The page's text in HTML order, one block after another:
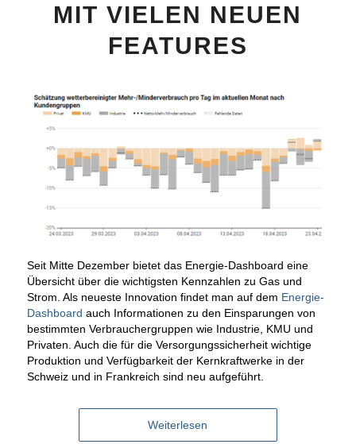
MIT VIELEN NEUEN
FEATURES
Seit Mitte Dezember bietet das Energie-Dashboard eine
Übersicht über die wichtigsten Kennzahlen zu Gas und
Strom. Als neueste Innovation findet man auf dem Energie-
Dashboard auch Informationen zu den Einsparungen von
bestimmten Verbrauchergruppen wie Industrie, KMU und
Privaten. Auch die für die Versorgungssicherheit wichtige
Produktion und Verfügbarkeit der Kernkraftwerke in der
Schweiz und in Frankreich sind neu aufgeführt.
Weiterlesen